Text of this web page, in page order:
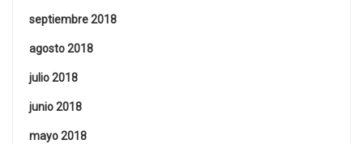
septiembre 2018
agosto 2018
julio 2018
junio 2018
mayo 2018